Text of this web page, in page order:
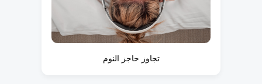
تجاوز حاجز النوم